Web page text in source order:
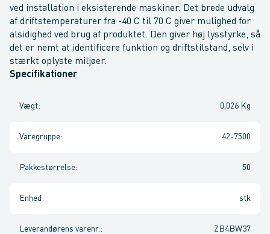
ved installation i eksisterende maskiner. Det brede udvalg
af driftstemperaturer fra -40 C til 70 C giver mulighed for
alsidighed ved brug af produktet. Den giver høj lysstyrke, så
det er nemt at identificere funktion og driftstilstand, selv i
stærkt oplyste miljøer.
Specifikationer
Vægt: 0,026 Kg
Varegruppe: 42-7500
Pakkestørrelse: 50
Enhed : stk
Leverandørens varenr. : ZB4BW37